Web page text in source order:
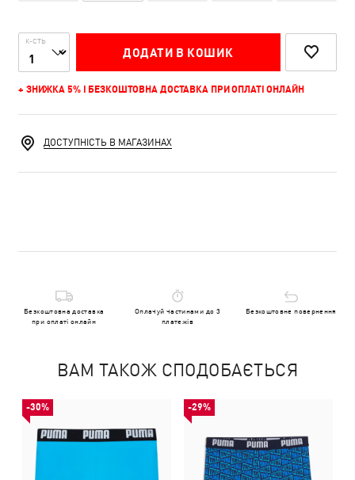
К-СТЬ
ДОДАТИ В КОШИК
+ ЗНИЖКА 5% І БЕЗКОШТОВНА ДОСТАВКА ПРИ ОПЛАТІ ОНЛАЙН
ДОСТУПНІСТЬ В МАГАЗИНАХ
Безкоштовна доставка
при оплаті онлайн
Оплачуй частинами до 3
платежів
Безкоштовне повернення
ВАМ ТАКОЖ СПОДОБАЄТЬСЯ
-30% -29%